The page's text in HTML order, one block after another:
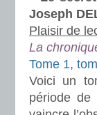
Joseph
Plaisir de
La
Tome 1,
Voici un
période de